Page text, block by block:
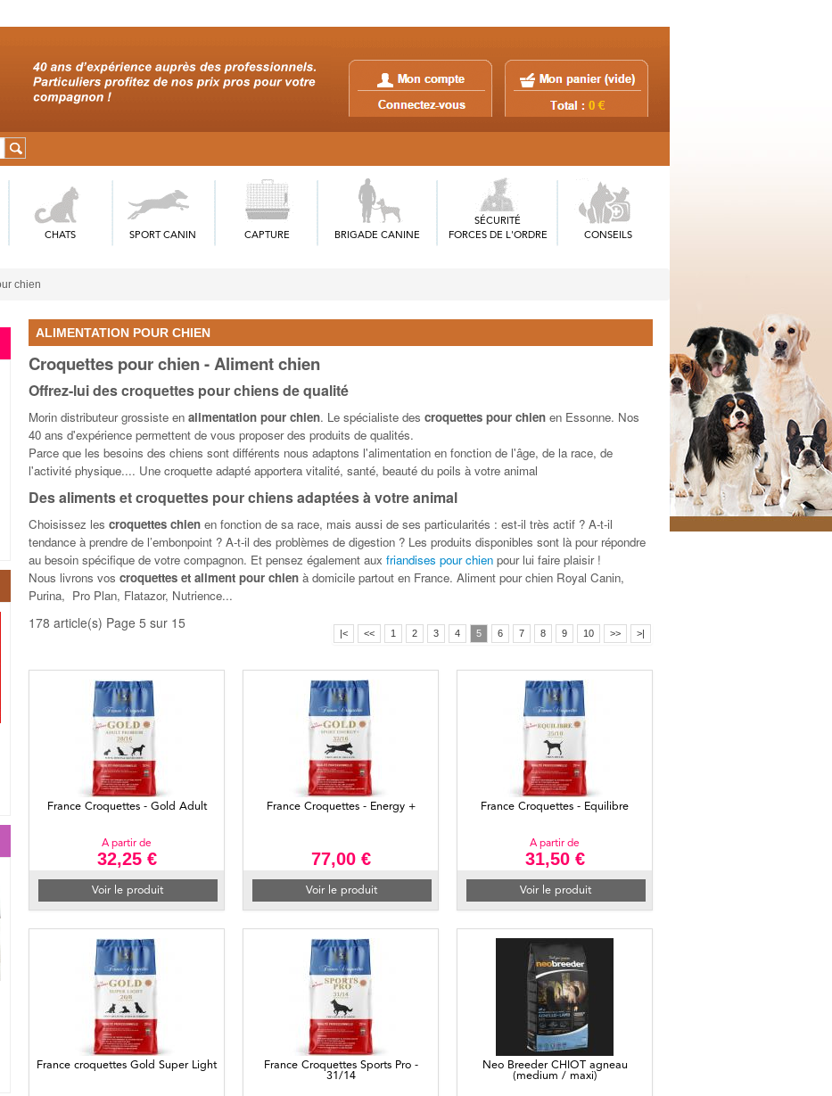
CHATS SPORT CANIN CAPTURE BRIGADE CANINE
SÉCURITÉ
FORCES DE L'ORDRE
CONSEILS
chien
ALIMENTATION POUR CHIEN
Croquettes pour chien - Aliment chien
Offrez-lui des croquettes pour chiens de qualité
Morin distributeur grossiste en alimentation pour chien. Le spécialiste des croquettes pour chien en Essonne. Nos
40 ans d'expérience permettent de vous proposer des produits de qualités.
Parce que les besoins des chiens sont différents nous adaptons l'alimentation en fonction de l'âge, de la race, de
l'activité physique.... Une croquette adapté apportera vitalité, santé, beauté du poils à votre animal
Des aliments et croquettes pour chiens adaptées à votre animal
Choisissez les croquettes chien en fonction de sa race, mais aussi de ses particularités : est-il très actif ? A-t-il
tendance à prendre de l’embonpoint ? A-t-il des problèmes de digestion ? Les produits disponibles sont là pour répondre
au besoin spécifique de votre compagnon. Et pensez également aux friandises pour chien pour lui faire plaisir !
Nous livrons vos croquettes et aliment pour chien à domicile partout en France. Aliment pour chien Royal Canin,
Purina, Pro Plan, Flatazor, Nutrience...
178 article(s) Page 5 sur 15
|< << 1 2 3 4 5 6 7 8 9 10 >> >|
France Croquettes - Gold Adult
A partir de
32,25 €
Voir le produit
France Croquettes - Energy +
77,00 €
Voir le produit
France Croquettes - Equilibre
A partir de
31,50 €
Voir le produit
France croquettes Gold Super Light
France Croquettes Sports Pro -
31/14
Neo Breeder CHIOT agneau
(medium / maxi)